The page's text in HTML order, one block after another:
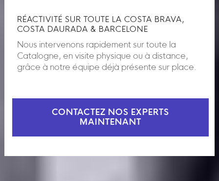
RÉACTIVITÉ SUR TOUTE LA COSTA BRAVA,
COSTA DAURADA & BARCELONE
Nous intervenons rapidement sur toute la
Catalogne, en visite physique ou à distance,
grâce à notre équipe déjà présente sur place.
CONTACTEZ NOS EXPERTS
MAINTENANT